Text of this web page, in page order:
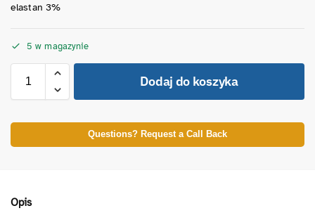
elastan 3%
5 w magazynie
Dodaj do koszyka
Questions? Request a Call Back
Opis